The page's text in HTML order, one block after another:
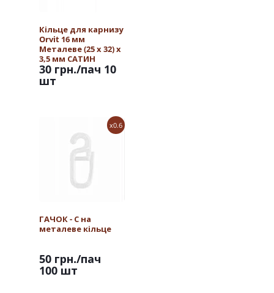
Кільце для карнизу
Orvit 16 мм
Металеве (25 х 32) х
3,5 мм САТИН
30 грн./пач 10
шт
x0.6
ГАЧОК - С на
металеве кільце
50 грн./пач
100 шт